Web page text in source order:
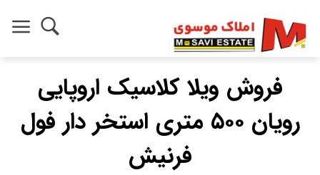
فروش ویلا کلاسیک اروپایی
رویان ۵۰۰ متری استخر دار فول
فرنیش